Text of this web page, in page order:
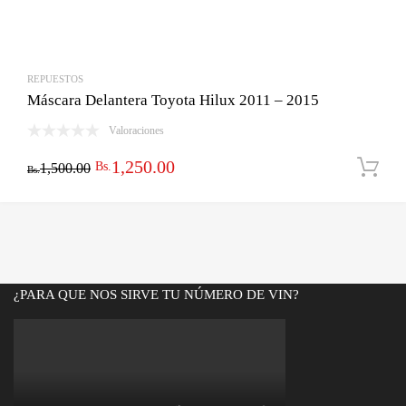
REPUESTOS
Máscara Delantera Toyota Hilux 2011 – 2015
Valoraciones
Bs.1,500.00 El
Bs.1,500.00.
Bs.1,250.00El
Bs.1,250.00.
¿PARA QUE NOS SIRVE TU NÚMERO DE VIN?